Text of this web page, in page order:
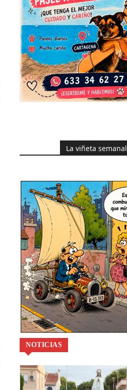
La viñeta semanal
NOTICIAS